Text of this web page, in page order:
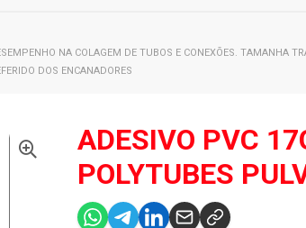
NA COLAGEM DE TUBOS E CONEXÕES. TAMANHA
DOS ENCANADORES
ADESIVO PVC
POLYTUBES